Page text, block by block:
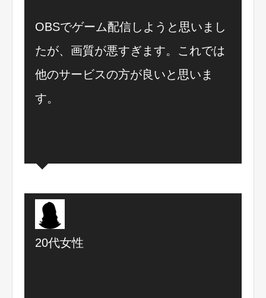
OBSでゲーム配信しようと思いまし
たが、画質が悪すぎます。これでは
他のサービスの方が良いと思いま
す。
20代女性